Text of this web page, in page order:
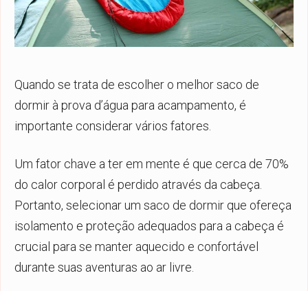
Quando se trata de escolher o melhor saco de
dormir à prova d’água para acampamento, é
importante considerar vários fatores.
Um fator chave a ter em mente é que cerca de 70%
do calor corporal é perdido através da cabeça.
Portanto, selecionar um saco de dormir que ofereça
isolamento e proteção adequados para a cabeça é
crucial para se manter aquecido e confortável
durante suas aventuras ao ar livre.